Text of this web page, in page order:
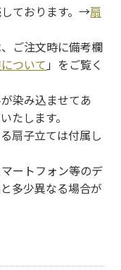
ております。→扇
ご注文時に備考欄
ついて 」をご覧く
染み込ませてあ
たします。
扇子立ては付属し
ートフォン等のデ
多少異なる場合が